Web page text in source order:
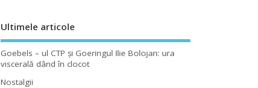
Ultimele articole
Goebels – ul CTP şi Goeringul Ilie Bolojan: ura
viscerală dând în clocot
Nostalgii